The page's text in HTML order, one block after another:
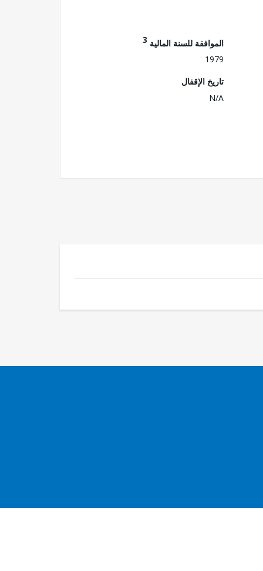
الموافقة للسنة المالية 3
1979
تاريخ الإقفال
N/A